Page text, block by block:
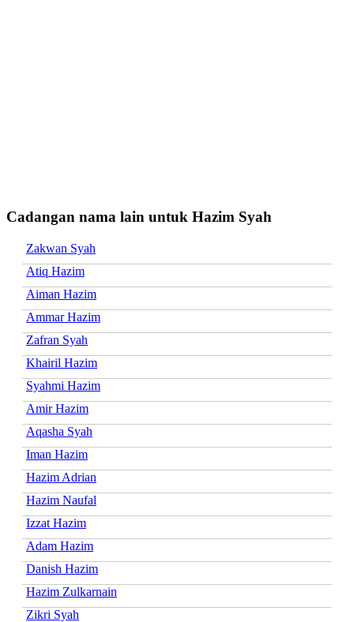
Cadangan nama lain untuk Hazim Syah
Zakwan Syah
Atiq Hazim
Aiman Hazim
Ammar Hazim
Zafran Syah
Khairil Hazim
Syahmi Hazim
Amir Hazim
Aqasha Syah
Iman Hazim
Hazim Adrian
Hazim Naufal
Izzat Hazim
Adam Hazim
Danish Hazim
Hazim Zulkarnain
Zikri Syah